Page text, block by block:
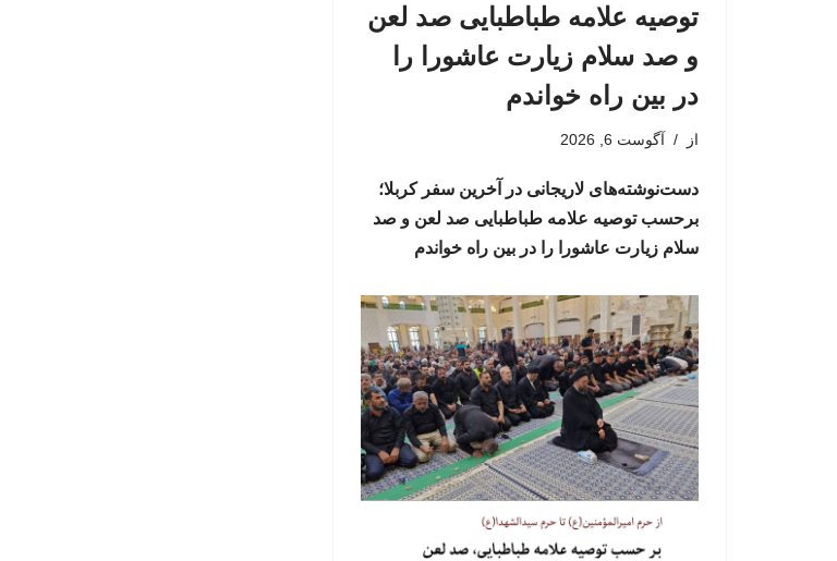
توصیه علامه طباطبایی صد لعن
و صد سلام زیارت عاشورا را
در بین راه خواندم
از آگوست 6, 2026
دست‌نوشته‌های لاریجانی در آخرین سفر کربلا؛
برحسب توصیه علامه طباطبایی صد لعن و صد
سلام زیارت عاشورا را در بین راه خواندم